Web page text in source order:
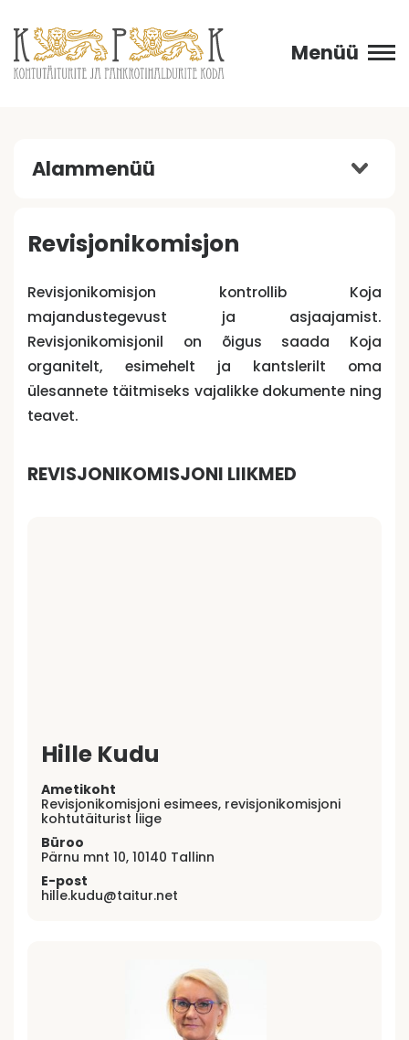
Menüü
Alammenüü
Revisjonikomisjon
Revisjonikomisjon kontrollib Koja
majandustegevust ja asjaajamist.
Revisjonikomisjonil on õigus saada Koja
organitelt, esimehelt ja kantslerilt oma
ülesannete täitmiseks vajalikke dokumente ning
teavet.
REVISJONIKOMISJONI LIIKMED
Hille Kudu
Ametikoht
Revisjonikomisjoni esimees, revisjonikomisjoni
kohtutäiturist liige
Büroo
Pärnu mnt 10, 10140 Tallinn
E-post
hille.kudu@taitur.net